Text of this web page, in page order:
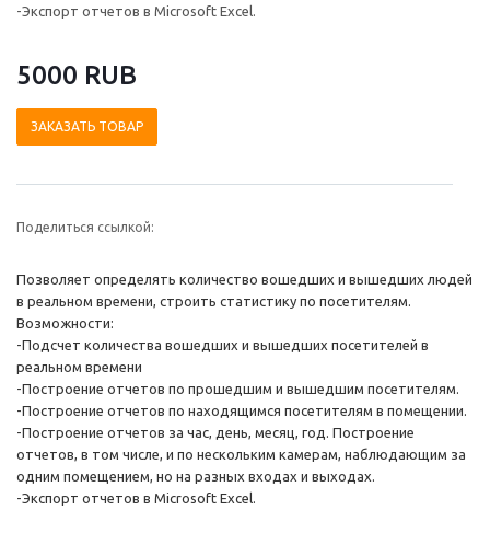
-Экспорт отчетов в Microsoft Excel.
5000 RUB
ЗАКАЗАТЬ ТОВАР
Поделиться ссылкой:
Позволяет определять количество вошедших и вышедших людей
в реальном времени, строить статистику по посетителям.
Возможности:
-Подсчет количества вошедших и вышедших посетителей в
реальном времени
-Построение отчетов по прошедшим и вышедшим посетителям.
-Построение отчетов по находящимся посетителям в помещении.
-Построение отчетов за час, день, месяц, год. Построение
отчетов, в том числе, и по нескольким камерам, наблюдающим за
одним помещением, но на разных входах и выходах.
-Экспорт отчетов в Microsoft Excel.